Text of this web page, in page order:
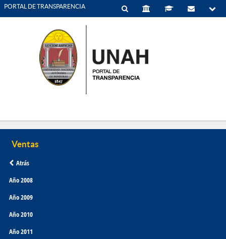
PORTAL DE TRANSPARENCIA
Atrás
Año 2008
Año 2009
Año 2010
Año 2011